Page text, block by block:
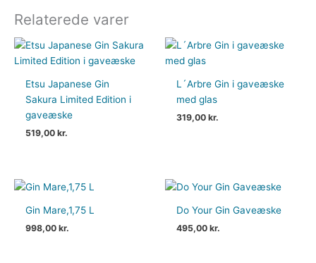
Relaterede varer
Etsu Japanese Gin
Sakura Limited Edition i
gaveæske
519,00kr.
L´Arbre Gin i gaveæske
med glas
319,00kr.
Gin Mare,1,75 L
998,00kr.
Do Your Gin Gaveæske
495,00kr.